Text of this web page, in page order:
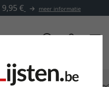
9,95 € meer informatie